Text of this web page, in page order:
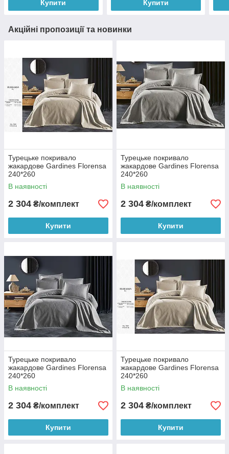
Купити Купити
Акційні пропозиції та новинки
Турецьке покривало
жакардове Gardines Florensa
240*260
В наявності
2 304 ₴/комплект
Купити
Турецьке покривало
жакардове Gardines Florensa
240*260
В наявності
2 304 ₴/комплект
Купити
Турецьке покривало
жакардове Gardines Florensa
240*260
В наявності
2 304 ₴/комплект
Купити
Турецьке покривало
жакардове Gardines Florensa
240*260
В наявності
2 304 ₴/комплект
Купити